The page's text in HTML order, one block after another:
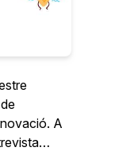
A